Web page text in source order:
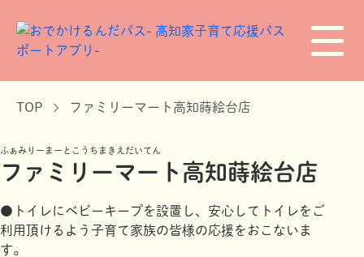
TOP ファミリーマート高知蒔絵台店
ふぁみりーまーとこうちまきえだいてん
ファミリーマート高知蒔絵台店
●トイレにベビーキープを設置し、安心してトイレをご
利用頂けるよう子育て家族の皆様の応援をおこないま
す。